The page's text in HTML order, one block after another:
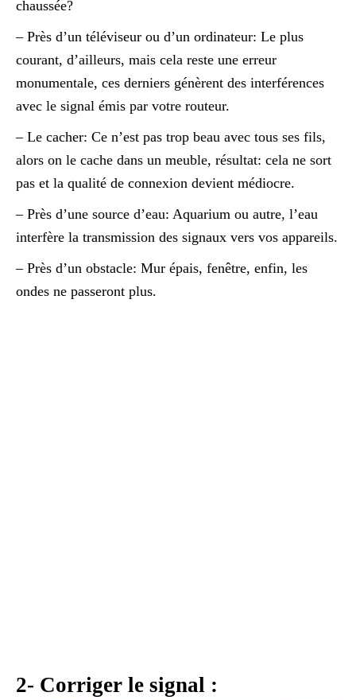
chaussée?
– Près d’un téléviseur ou d’un ordinateur: Le plus
courant, d’ailleurs, mais cela reste une erreur
monumentale, ces derniers génèrent des interférences
avec le signal émis par votre routeur.
– Le cacher: Ce n’est pas trop beau avec tous ses fils,
alors on le cache dans un meuble, résultat: cela ne sort
pas et la qualité de connexion devient médiocre.
– Près d’une source d’eau: Aquarium ou autre, l’eau
interfère la transmission des signaux vers vos appareils.
– Près d’un obstacle: Mur épais, fenêtre, enfin, les
ondes ne passeront plus.
2- Corriger le signal :